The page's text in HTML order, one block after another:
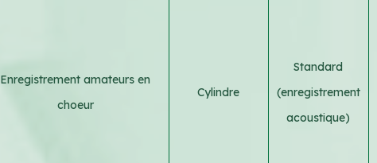
Enregistrement amateurs en
choeur
Cylindre
Standard
(enregistrement
acoustique)